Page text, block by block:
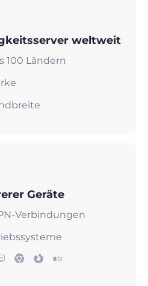
weltweit
100 Ländern
Geräte
Verbindungen